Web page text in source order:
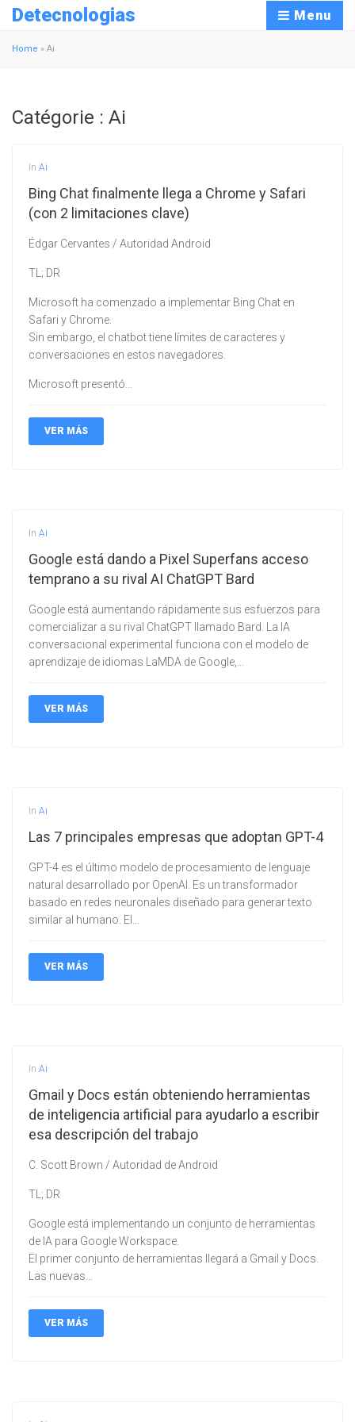
Detecnologias Menu
Home » Ai
Catégorie : Ai
In Ai
Bing Chat finalmente llega a Chrome y Safari
(con 2 limitaciones clave)
Édgar Cervantes / Autoridad Android
TL; DR
Microsoft ha comenzado a implementar Bing Chat en
Safari y Chrome.
Sin embargo, el chatbot tiene límites de caracteres y
conversaciones en estos navegadores.
Microsoft presentó…
VER MÁS
In Ai
Google está dando a Pixel Superfans acceso
temprano a su rival AI ChatGPT Bard
Google está aumentando rápidamente sus esfuerzos para
comercializar a su rival ChatGPT llamado Bard. La IA
conversacional experimental funciona con el modelo de
aprendizaje de idiomas LaMDA de Google,…
VER MÁS
In Ai
Las 7 principales empresas que adoptan GPT-4
GPT-4 es el último modelo de procesamiento de lenguaje
natural desarrollado por OpenAI. Es un transformador
basado en redes neuronales diseñado para generar texto
similar al humano. El…
VER MÁS
In Ai
Gmail y Docs están obteniendo herramientas
de inteligencia artificial para ayudarlo a escribir
esa descripción del trabajo
C. Scott Brown / Autoridad de Android
TL; DR
Google está implementando un conjunto de herramientas
de IA para Google Workspace.
El primer conjunto de herramientas llegará a Gmail y Docs.
Las nuevas…
VER MÁS